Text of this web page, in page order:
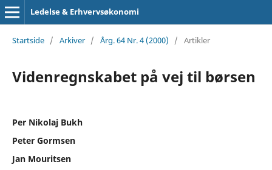
Ledelse & Erhvervsøkonomi
Startside / Arkiver / Årg. 64 Nr. 4 (2000) / Artikler
Videnregnskabet på vej til børsen
Per Nikolaj Bukh
Peter Gormsen
Jan Mouritsen